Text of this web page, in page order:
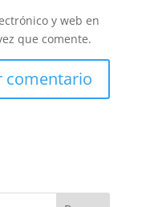
y web en
que comente.